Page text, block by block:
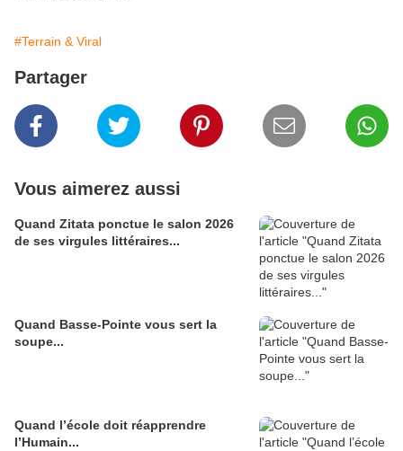
#Terrain & Viral
Partager
Vous aimerez aussi
Quand Zitata ponctue le salon 2026
de ses virgules littéraires...
Quand Basse-Pointe vous sert la
soupe...
Quand l’école doit réapprendre
l’Humain...